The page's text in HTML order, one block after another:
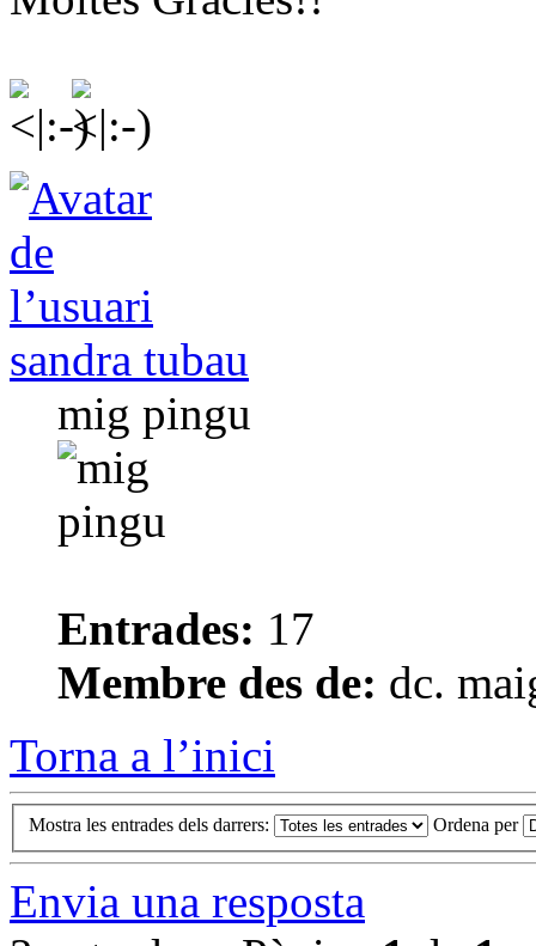
sandra tubau
mig pingu
Entrades: 17
Membre des de: dc.
Torna a l’inici
Mostra les entrades dels darrers: Ordena per
Envia una resposta